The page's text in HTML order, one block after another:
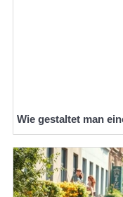
Wie gestaltet man